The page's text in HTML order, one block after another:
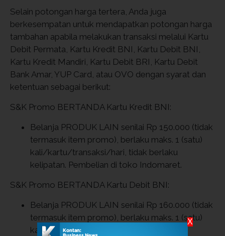
Selain potongan harga tertera, Anda juga
berkesempatan untuk mendapatkan potongan harga
tambahan apabila melakukan transaksi melalui Kartu
Debit Permata, Kartu Kredit BNI, Kartu Debit BNI,
Kartu Kredit Mandiri, Kartu Debit BRI, Kartu Debit
Bank Amar, YUP Card, atau OVO dengan syarat dan
ketentuan sebagai berikut:
S&K Promo BERTANDA Kartu Kredit BNI:
Belanja PRODUK LAIN senilai Rp 150.000 (tidak
termasuk item promo), berlaku maks. 1 (satu)
kali/kartu/transaksi/hari, tidak berlaku
kelipatan. Pembelian di toko Indomaret.
S&K Promo BERTANDA Kartu Debit BNI:
Belanja PRODUK LAIN senilai Rp 160.000 (tidak
termasuk item promo), berlaku maks. 1 (satu)
kali/kartu/transaksi/hari, tidak berlaku
X